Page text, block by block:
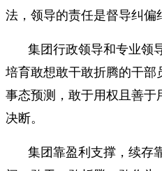
法，领导的责任是督导纠偏
集团行政领导和专业领
培育敢想敢干敢折腾的干部
事态预测，敢于用权且善于
决断。
集团靠盈利支撑，续存